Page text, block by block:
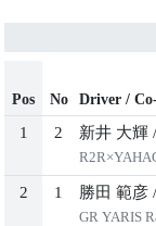
Pos No Driver /
1 2 新井 大輝 /
2 1 勝田 範彦 /
GR YARIS